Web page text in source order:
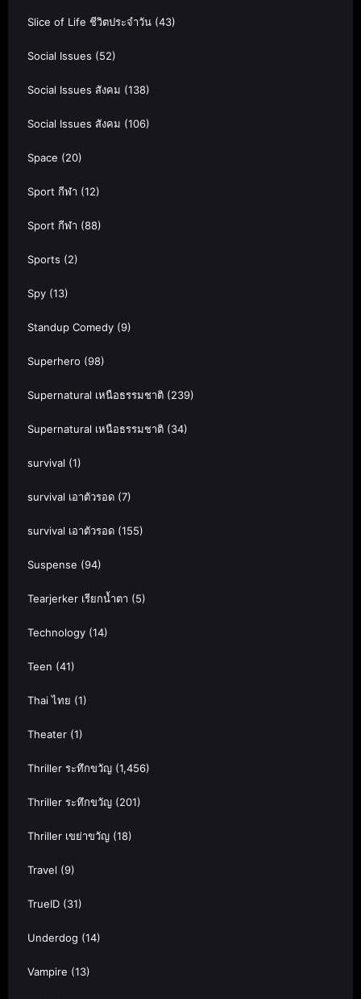
Slice of Life ชีวิตประจำวัน (43)
Social Issues (52)
Social Issues สังคม (138)
Social Issues สังคม (106)
Space (20)
Sport กีฬา (12)
Sport กีฬา (88)
Sports (2)
Spy (13)
Standup Comedy (9)
Superhero (98)
Supernatural เหนือธรรมชาติ (239)
Supernatural เหนือธรรมชาติ (34)
survival (1)
survival เอาตัวรอด (7)
survival เอาตัวรอด (155)
Suspense (94)
Tearjerker เรียกน้ำตา (5)
Technology (14)
Teen (41)
Thai ไทย (1)
Theater (1)
Thriller ระทึกขวัญ (1,456)
Thriller ระทึกขวัญ (201)
Thriller เขย่าขวัญ (18)
Travel (9)
TrueID (31)
Underdog (14)
Vampire (13)